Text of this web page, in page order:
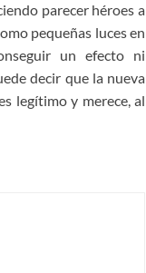
parecer héroes a
pequeñas luces en
un efecto ni
decir que la nueva
legítimo y merece, al